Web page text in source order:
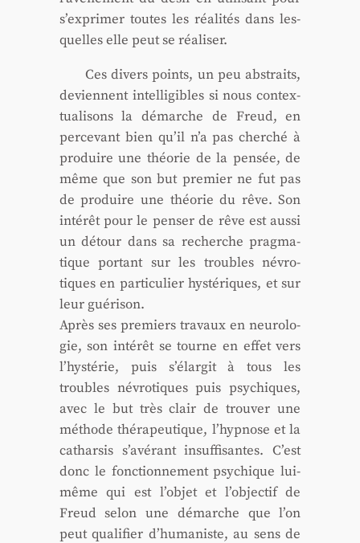
s’exprimer toutes les réa­li­tés dans les­
quelles elle peut se réa­li­ser.
Ces divers points, un peu abs­traits,
deviennent intel­li­gibles si nous contex­
tua­li­sons la démarche de Freud, en
per­ce­vant bien qu’il n’a pas cher­ché à
pro­duire une théo­rie de la pen­sée, de
même que son but pre­mier ne fut pas
de pro­duire une théo­rie du rêve. Son
inté­rêt pour le pen­ser de rêve est aus­si
un détour dans sa recherche prag­ma­
tique por­tant sur les troubles névro­
tiques en par­ti­cu­lier hys­té­riques, et sur
leur gué­ri­son.
Après ses pre­miers tra­vaux en neu­ro­lo­
gie, son inté­rêt se tourne en effet vers
l’hystérie, puis s’élargit à tous les
troubles névro­tiques puis psy­chiques,
avec le but très clair de trou­ver une
méthode thé­ra­peu­tique, l’hypnose et la
cathar­sis s’avérant insuf­fi­santes. C’est
donc le fonc­tion­ne­ment psy­chique lui-
même qui est l’objet et l’objectif de
Freud selon une démarche que l’on
peut qua­li­fier d’humaniste, au sens de